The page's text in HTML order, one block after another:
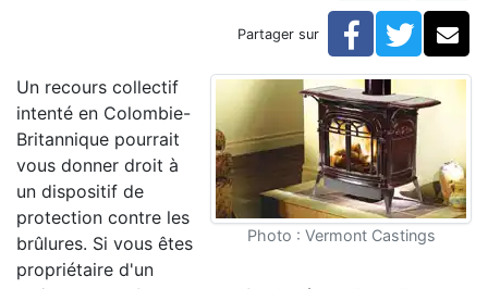
Foyers et poêles au gaz : parfois des risques de
Partager sur Facebook
Photo : Vermont Castings
Un recours collectif
intenté en Colombie-
Britannique pourrait
vous donner droit à
un dispositif de
protection contre les
brûlures. Si vous êtes
propriétaire d'un